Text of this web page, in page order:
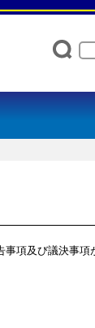
項及び議決事項